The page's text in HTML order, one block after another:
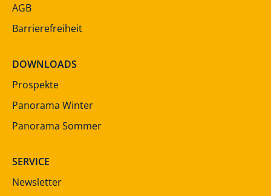
AGB
Barrierefreiheit
DOWNLOADS
Prospekte
Panorama Winter
Panorama Sommer
SERVICE
Newsletter